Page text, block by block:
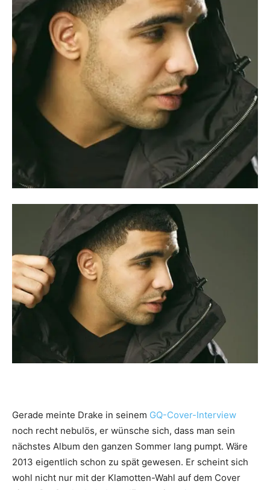
Gerade meinte Drake in seinem GQ-Cover-Interview
noch recht nebulös, er wünsche sich, dass man sein
nächstes Album den ganzen Sommer lang pumpt. Wäre
2013 eigentlich schon zu spät gewesen. Er scheint sich
wohl nicht nur mit der Klamotten-Wahl auf dem Cover